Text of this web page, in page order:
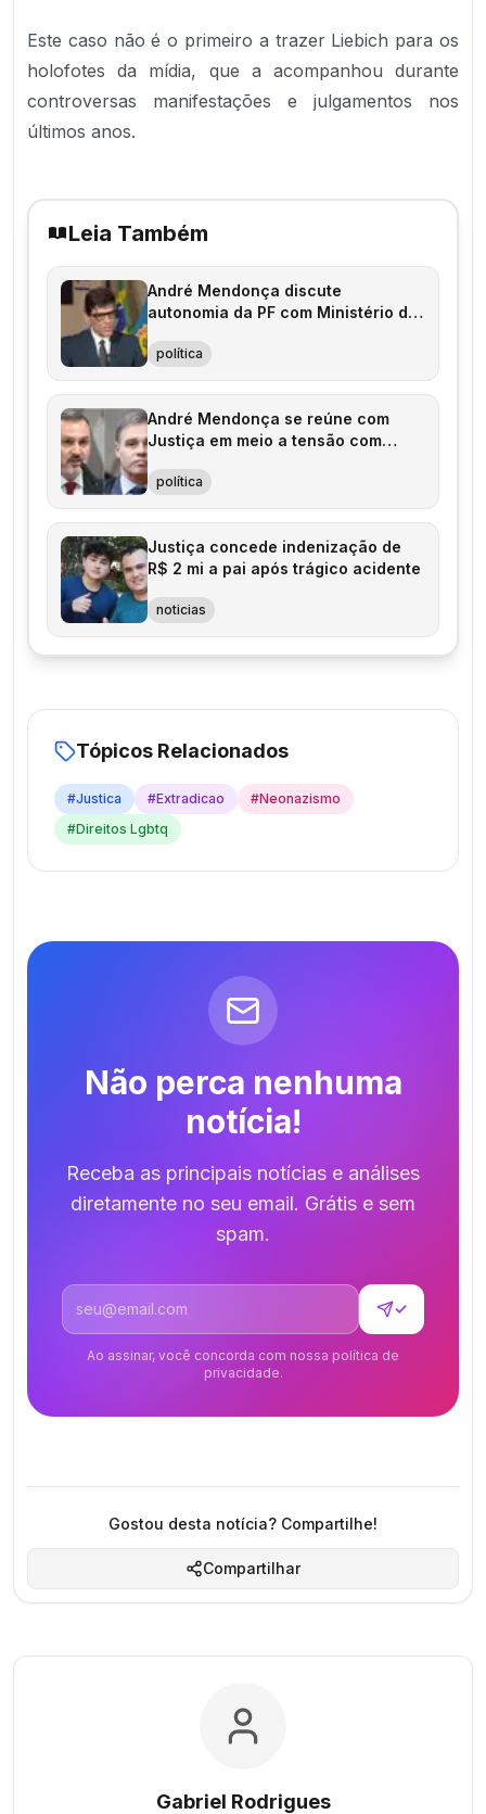
Este caso não é o primeiro a trazer Liebich para os
holofotes da mídia, que a acompanhou durante
controversas manifestações e julgamentos nos
últimos anos.
Leia Também
André Mendonça discute
autonomia da PF com Ministério da
política
André Mendonça se reúne com
Justiça em meio a tensão com
política
Justiça concede indenização de
R$ 2 mi a pai após trágico acidente
noticias
Tópicos Relacionados
#Justica #Extradicao #Neonazismo
#Direitos Lgbtq
Não perca nenhuma
notícia!
Receba as principais notícias e análises
diretamente no seu email. Grátis e sem
spam.
Endereço de email
✓
Ao assinar, você concorda com nossa política de
privacidade.
Gostou desta notícia? Compartilhe!
Compartilhar
Gabriel Rodrigues